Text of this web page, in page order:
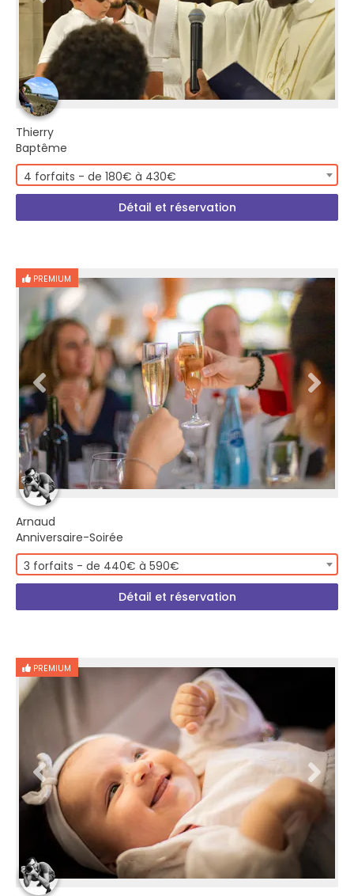
Thierry
Baptême
4 forfaits - de 180€ à 430€
Détail et réservation
PREMIUM
Arnaud
Anniversaire-Soirée
3 forfaits - de 440€ à 590€
Détail et réservation
PREMIUM